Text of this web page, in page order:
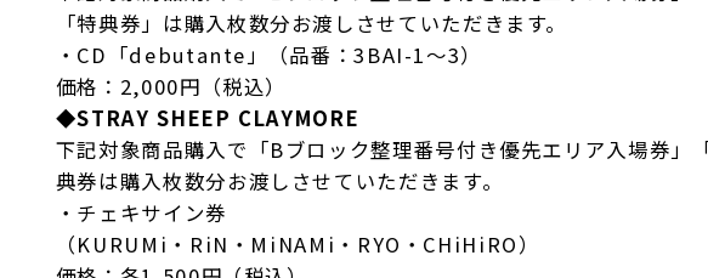
「特典券」は購入枚数分お渡しさせていただきます。
・CD「debutante」（品番：3BAI-1～3）
価格：2,000円（税込）
◆STRAY SHEEP CLAYMORE
下記対象商品購入で「Bブロック整理番号付き優先エリア入場券
典券は購入枚数分お渡しさせていただきます。
・チェキサイン券
（KURUMi・RiN・MiNAMi・RYO・CHiHiRO）